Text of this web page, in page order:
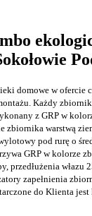
domowe w ofercie
Każdy
z GRP w
zbiornika warstwą
pod rurę o
GRP w kolorze
przedłużenia włazu
zapełnienia
do Klienta